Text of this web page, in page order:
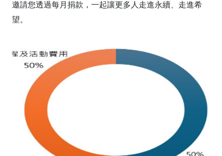
邀請您透過每月捐款，一起讓更多人走進永續、走進希
望。